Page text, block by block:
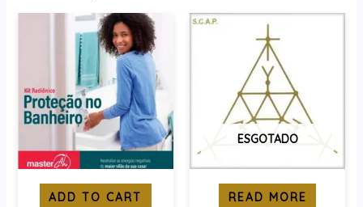
ADD TO CART
ESGOTADO
READ MORE